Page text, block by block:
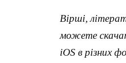
Вірші,
можете
iOS в різних